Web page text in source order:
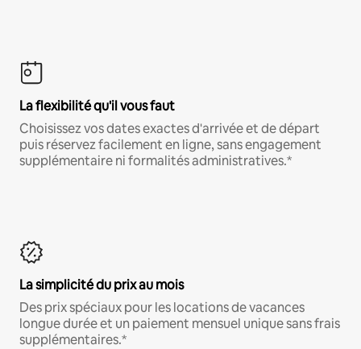
La flexibilité qu'il vous faut
Choisissez vos dates exactes d'arrivée et de départ
puis réservez facilement en ligne, sans engagement
supplémentaire ni formalités administratives.*
La simplicité du prix au mois
Des prix spéciaux pour les locations de vacances
longue durée et un paiement mensuel unique sans frais
supplémentaires.*